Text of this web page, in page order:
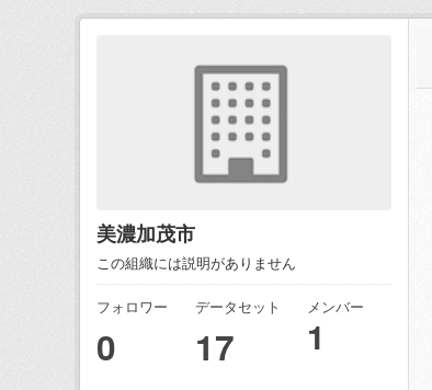
美濃加茂市
この組織には説明がありません
フォロワー
0
データセット
17
メンバー
1